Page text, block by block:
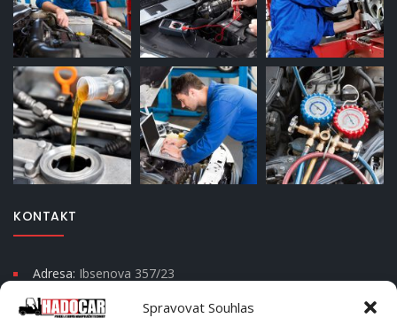
Spravovat Souhlas
KONTAKT
Adresa: Ibsenova 357/23
Moravská Ostrava a Přívoz